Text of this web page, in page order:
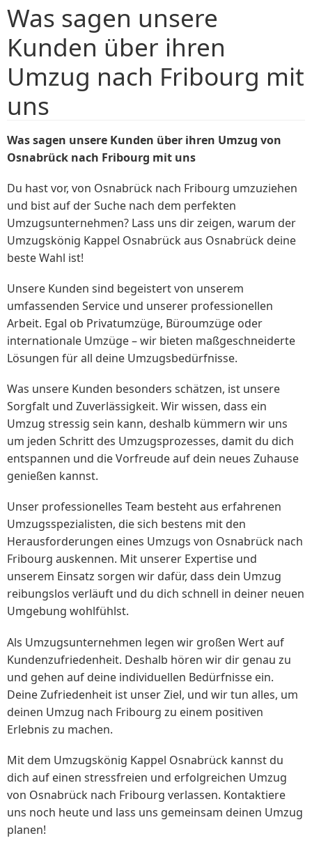
Was sagen unsere
Kunden über ihren
Umzug nach Fribourg mit
uns
Was sagen unsere Kunden über ihren Umzug von
Osnabrück nach Fribourg mit uns
Du hast vor, von Osnabrück nach Fribourg umzuziehen
und bist auf der Suche nach dem perfekten
Umzugsunternehmen? Lass uns dir zeigen, warum der
Umzugskönig Kappel Osnabrück aus Osnabrück deine
beste Wahl ist!
Unsere Kunden sind begeistert von unserem
umfassenden Service und unserer professionellen
Arbeit. Egal ob Privatumzüge, Büroumzüge oder
internationale Umzüge – wir bieten maßgeschneiderte
Lösungen für all deine Umzugsbedürfnisse.
Was unsere Kunden besonders schätzen, ist unsere
Sorgfalt und Zuverlässigkeit. Wir wissen, dass ein
Umzug stressig sein kann, deshalb kümmern wir uns
um jeden Schritt des Umzugsprozesses, damit du dich
entspannen und die Vorfreude auf dein neues Zuhause
genießen kannst.
Unser professionelles Team besteht aus erfahrenen
Umzugsspezialisten, die sich bestens mit den
Herausforderungen eines Umzugs von Osnabrück nach
Fribourg auskennen. Mit unserer Expertise und
unserem Einsatz sorgen wir dafür, dass dein Umzug
reibungslos verläuft und du dich schnell in deiner neuen
Umgebung wohlfühlst.
Als Umzugsunternehmen legen wir großen Wert auf
Kundenzufriedenheit. Deshalb hören wir dir genau zu
und gehen auf deine individuellen Bedürfnisse ein.
Deine Zufriedenheit ist unser Ziel, und wir tun alles, um
deinen Umzug nach Fribourg zu einem positiven
Erlebnis zu machen.
Mit dem Umzugskönig Kappel Osnabrück kannst du
dich auf einen stressfreien und erfolgreichen Umzug
von Osnabrück nach Fribourg verlassen. Kontaktiere
uns noch heute und lass uns gemeinsam deinen Umzug
planen!